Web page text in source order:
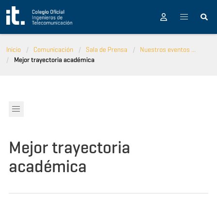
Pasar al contenido principal
Inicio Comunicación Sala de Prensa
Nuestros eventos ...
Mejor trayectoria académica
Mejor trayectoria
académica